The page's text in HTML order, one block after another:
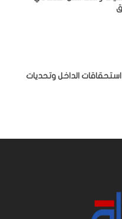
استحقاقات الداخل وتحديات